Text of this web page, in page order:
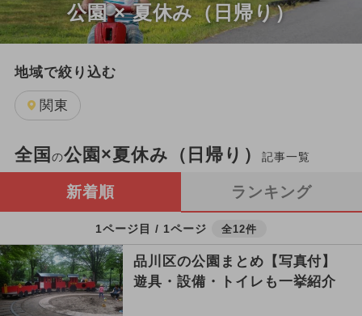
公園 × 夏休み（日帰り）
地域で絞り込む
関東
全国 の公園×夏休み（日帰り）記事一覧
新着順 ランキング
1ページ目 / 1ページ 全12件
品川区の公園まとめ【写真付】
遊具・設備・トイレも一挙紹介